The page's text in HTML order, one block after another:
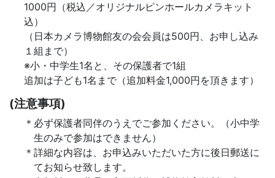
1000円（税込／オリジナルピンホールカメラキット
込）
（日本カメラ博物館友の会会員は500円、お申し込み
１組まで）
※小・中学生1名と、その保護者で1組
追加は子ども1名まで（追加料金1,000円を頂きます）
(注意事項)
必ず保護者同伴のうえでご参加ください。（小中学
生のみで参加はできません）
詳細な内容は、お申込みいただいた方に後日郵送に
てお知らせ致します。